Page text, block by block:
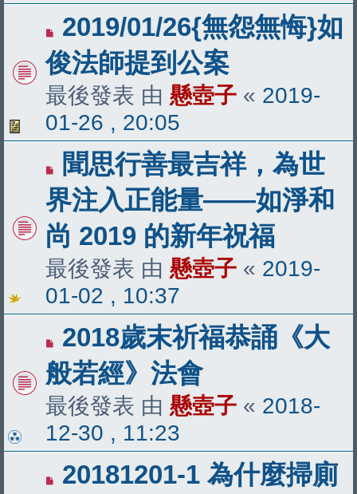
2019/01/26{無怨無悔}如
俊法師提到公案
最後發表 由 懸壺子 « 2019-
01-26 , 20:05
聞思行善最吉祥，為世
界注入正能量——如淨和
尚 2019 的新年祝福
最後發表 由 懸壺子 « 2019-
01-02 , 10:37
2018歲末祈福恭誦《大
般若經》法會
最後發表 由 懸壺子 « 2018-
12-30 , 11:23
20181201-1 為什麼掃廁